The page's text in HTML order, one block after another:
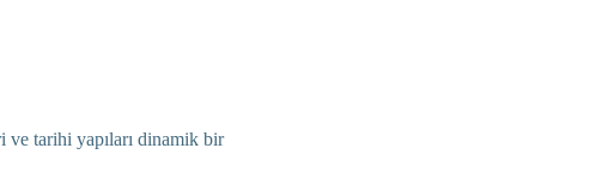
tarihi yapıları dinamik bir